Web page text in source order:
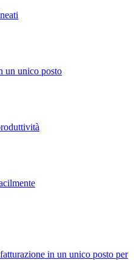
un unico posto
in un unico posto per